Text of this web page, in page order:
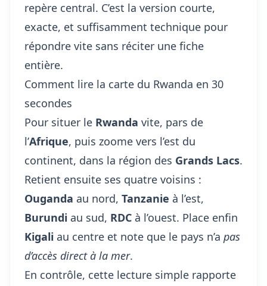
repère central. C’est la version courte,
exacte, et suffisamment technique pour
répondre vite sans réciter une fiche
entière.
Comment lire la carte du Rwanda en 30
secondes
Pour situer le Rwanda vite, pars de
l’Afrique, puis zoome vers l’est du
continent, dans la région des Grands Lacs.
Retient ensuite ses quatre voisins :
Ouganda au nord, Tanzanie à l’est,
Burundi au sud, RDC à l’ouest. Place enfin
Kigali au centre et note que le pays n’a pas
d’accès direct à la mer.
En contrôle, cette lecture simple rapporte